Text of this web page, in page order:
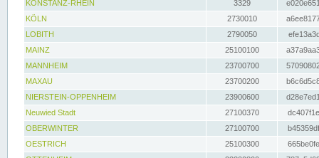
KONSTANZ-RHEIN
3329
KÖLN
2730010
LOBITH
2790050
MAINZ
25100100
MANNHEIM
23700700
MAXAU
23700200
NIERSTEIN-OPPENHEIM
23900600
Neuwied Stadt
27100370
OBERWINTER
27100700
OESTRICH
25100300